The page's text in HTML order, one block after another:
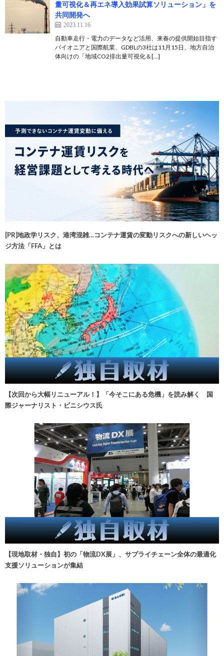
量可視化＆再エネ導入効果試算ソリューション」を
共同開発へ
2023.11.16
自動車走行・電力のデータなど活用、来春の提供開始目指す
パイオニアと国際航業、GDBLの3社は11月15日、地方自治
体向けの「地域CO2排出量可視化＆[…]
[PR]地政学リスク、港湾混雑…コンテナ運賃の変動リスクへの新しいヘッ
ジ方法「FFA」とは
【次回から大幅リニューアル！】「今そこにある危機」を読み解く 国
際ジャーナリスト・ビニシウス氏
【現地取材・独自】初の「物流DX展」、サプライチェーン全体の最適化
支援ソリューションが集結